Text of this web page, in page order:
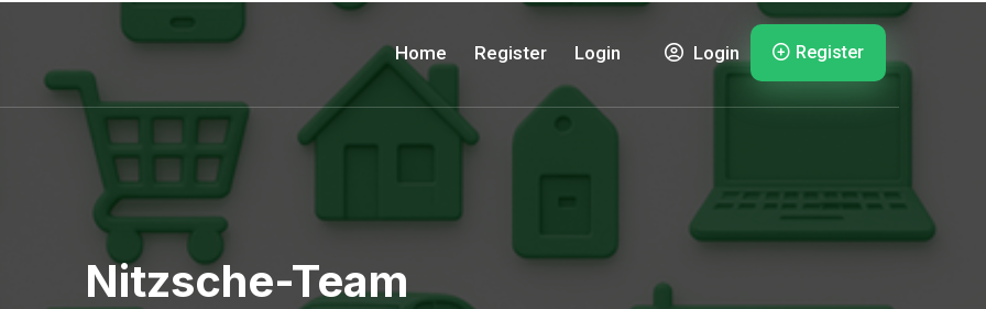
Home Register Login Login Register
Nitzsche-Team